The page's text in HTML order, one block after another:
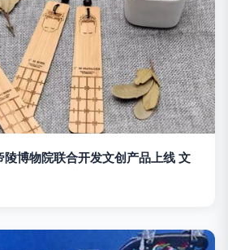
博物院联合开发文创产品上线 文